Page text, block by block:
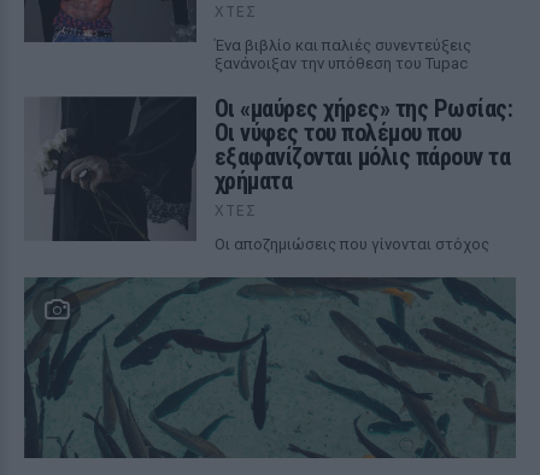
ΧΤΕΣ
Ένα βιβλίο και παλιές συνεντεύξεις
ξανάνοιξαν την υπόθεση του Tupac
Οι «μαύρες χήρες» της Ρωσίας:
Οι νύφες του πολέμου που
εξαφανίζονται μόλις πάρουν τα
χρήματα
ΧΤΕΣ
Οι αποζημιώσεις που γίνονται στόχος